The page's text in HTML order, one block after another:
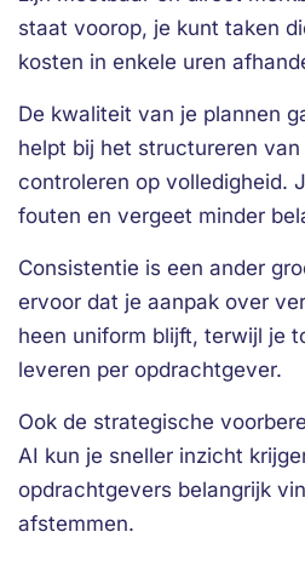
staat voorop, je kunt taken
kosten in enkele uren
De kwaliteit van je plannen
helpt bij het structureren
controleren op volledigheid.
fouten en vergeet minder
Consistentie is een ander
ervoor dat je aanpak over
heen uniform blijft, terwijl je
leveren per opdrachtgever.
Ook de strategische
AI kun je sneller inzicht
opdrachtgevers belangrijk
afstemmen.